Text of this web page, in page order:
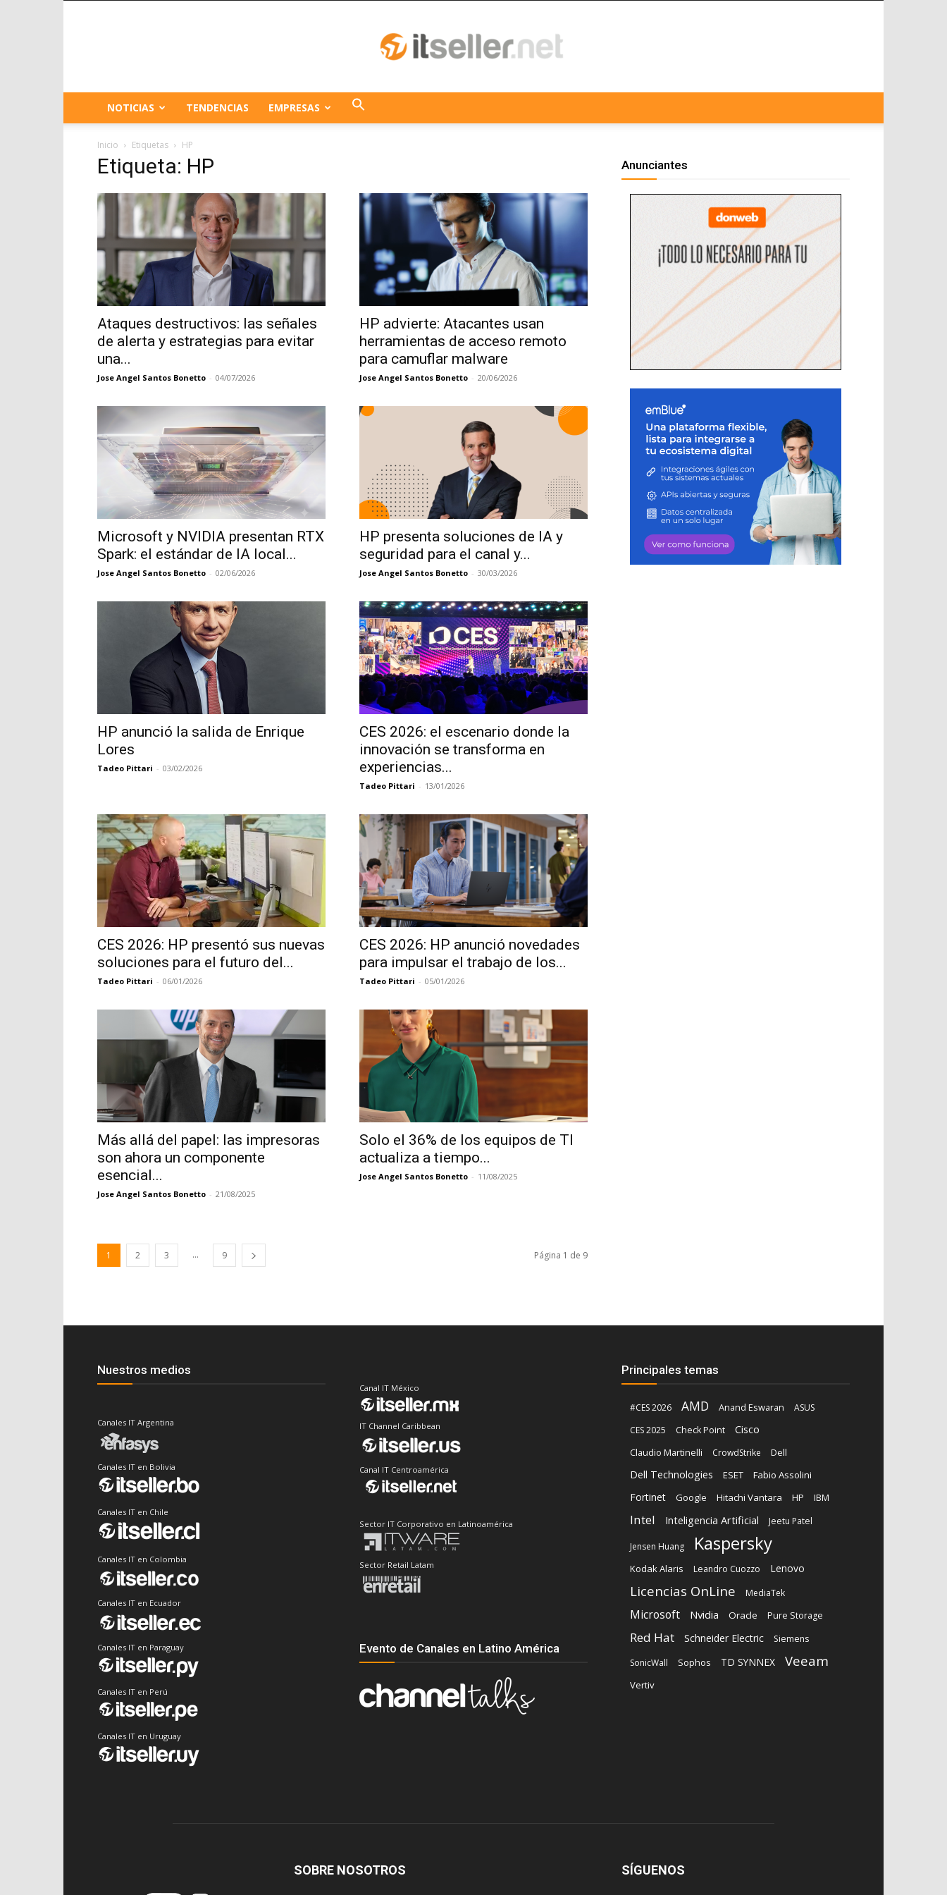
Centroamérica
NOTICIAS TENDENCIAS EMPRESAS
Inicio Etiquetas HP
Etiqueta: HP
Ataques destructivos: las señales
de alerta y estrategias para evitar
una...
Jose Angel Santos Bonetto - 04/07/2026
HP advierte: Atacantes usan
herramientas de acceso remoto
para camuflar malware
Jose Angel Santos Bonetto - 20/06/2026
Microsoft y NVIDIA presentan RTX
Spark: el estándar de IA local...
Jose Angel Santos Bonetto - 02/06/2026
HP presenta soluciones de IA y
seguridad para el canal y...
Jose Angel Santos Bonetto - 30/03/2026
HP anunció la salida de Enrique
Lores
Tadeo Pittari - 03/02/2026
CES 2026: el escenario donde la
innovación se transforma en
experiencias...
Tadeo Pittari - 13/01/2026
CES 2026: HP presentó sus nuevas
soluciones para el futuro del...
Tadeo Pittari - 06/01/2026
CES 2026: HP anunció novedades
para impulsar el trabajo de los...
Tadeo Pittari - 05/01/2026
Más allá del papel: las impresoras
son ahora un componente
esencial...
Jose Angel Santos Bonetto - 21/08/2025
Solo el 36% de los equipos de TI
actualiza a tiempo...
Jose Angel Santos Bonetto - 11/08/2025
1 2 3 ... 9 Página 1 de 9
Anunciantes
Nuestros medios
Canales IT Argentina
Canales IT en Bolivia
Canales IT en Chile
Canales IT en Colombia
Canales IT en Ecuador
Canales IT en Paraguay
Canales IT en Perú
Canales IT en Uruguay
Canal IT México
IT Channel Caribbean
Canal IT Centroamérica
Sector IT Corporativo en Latinoamérica
Sector Retail Latam
Evento de Canales en Latino América
Principales temas
#CES 2026 AMD Anand Eswaran
ASUS
CES 2025
Check Point Cisco
Claudio Martinelli CrowdStrike Dell
Dell Technologies ESET Fabio Assolini
Fortinet Google Hitachi Vantara HP IBM
Intel Inteligencia Artificial Jeetu Patel
Jensen Huang Kaspersky
Kodak Alaris Leandro Cuozzo Lenovo
Licencias OnLine MediaTek
Microsoft Nvidia Oracle Pure Storage
Red Hat Schneider Electric
Siemens
SonicWall
Sophos TD SYNNEX Veeam
Vertiv
SOBRE NOSOTROS SÍGUENOS